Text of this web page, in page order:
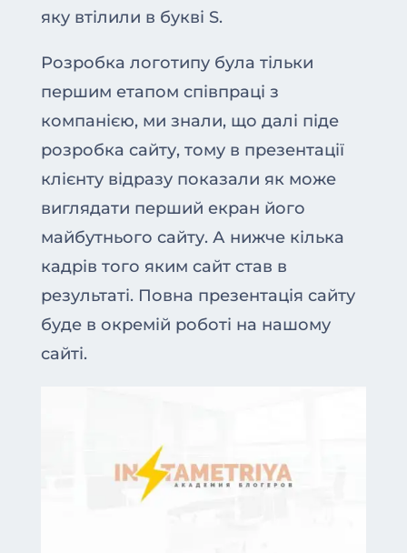
яку втілили в букві S.
Розробка логотипу була тільки
першим етапом співпраці з
компанією, ми знали, що далі піде
розробка сайту, тому в презентації
клієнту відразу показали як може
виглядати перший екран його
майбутнього сайту. А нижче кілька
кадрів того яким сайт став в
результаті. Повна презентація сайту
буде в окремій роботі на нашому
сайті.